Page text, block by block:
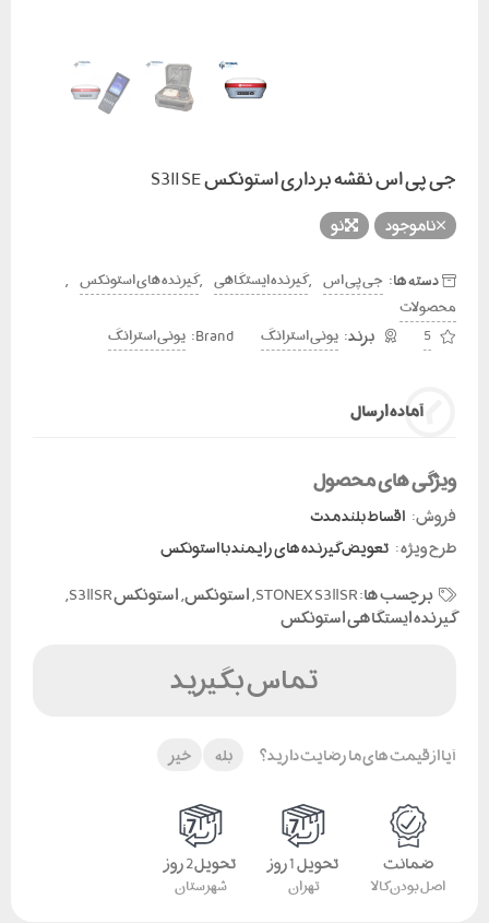
جی پی اس نقشه برداری استونکس S3ll SE
ناموجود
نو
دسته ها: جی پی اس ,گیرنده ایستگاهی ,گیرنده های استونکس ,
محصولات
5
یونی استرانگ Brand: یونی استرانگ
آماده ارسال
ویژگی های محصول
فروش: اقساط بلند مدت
طرح ویژه : تعویض گیرنده های رایمند با استونکس
برچسب ها:STONEX S3ll SR
,استونکس,استونکس S3ll SR ,
گیرنده ایستگاهی استونکس
تماس بگیرید
آیا از قیمت های ما رضایت دارید؟ بله خیر
ضمانت
اصل بودن کالا
تحویل 1 روز
تهران
تحویل 2 روز
شهرستان